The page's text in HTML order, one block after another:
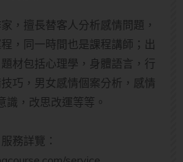
，擅長替客人分析感情問題，
，同一時間也是課程講師；出
材包括心理學，身體語言，行
巧，男女感情個案分析，感情
識，改思改運等等。
服務詳覽：